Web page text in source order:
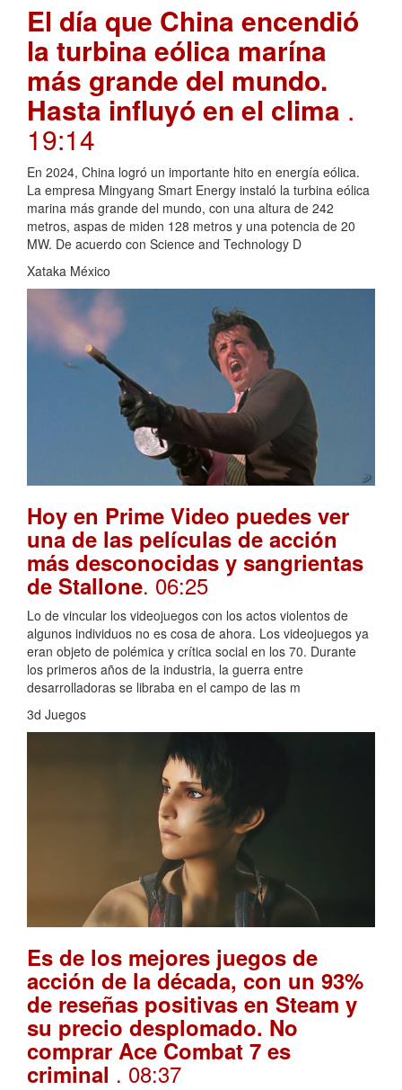
El día que China encendió
la turbina eólica marína
más grande del mundo.
Hasta influyó en el clima .
19:14
En 2024, China logró un importante hito en energía eólica.
La empresa Mingyang Smart Energy instaló la turbina eólica
marina más grande del mundo, con una altura de 242
metros, aspas de miden 128 metros y una potencia de 20
MW. De acuerdo con Science and Technology D
Xataka México
Hoy en Prime Video puedes ver
una de las películas de acción
más desconocidas y sangrientas
de Stallone. 06:25
Lo de vincular los videojuegos con los actos violentos de
algunos individuos no es cosa de ahora. Los videojuegos ya
eran objeto de polémica y crítica social en los 70. Durante
los primeros años de la industria, la guerra entre
desarrolladoras se libraba en el campo de las m
3d Juegos
Es de los mejores juegos de
acción de la década, con un 93%
de reseñas positivas en Steam y
su precio desplomado. No
comprar Ace Combat 7 es
criminal . 08:37